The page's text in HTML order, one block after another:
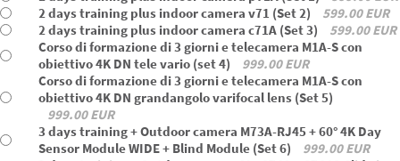
2 days training plus indoor camera v71 (Set 2)
599.00 EUR
2 days training plus indoor camera c71A (Set 3)
599.00 EUR
Corso di formazione di 3 giorni e telecamera M1A-S con
obiettivo 4K DN tele vario (set 4)
999.00 EUR
Corso di formazione di 3 giorni e telecamera M1A-S con
obiettivo 4K DN grandangolo varifocal lens (Set 5)
999.00 EUR
3 days training + Outdoor camera M73A-RJ45 + 60° 4K Day
Sensor Module WIDE + Blind Module (Set 6)
999.00 EUR